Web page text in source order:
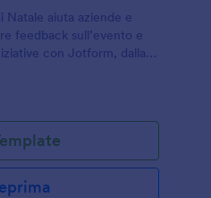
Natale aiuta aziende e
feedback sull’evento e
con Jotform, dalla